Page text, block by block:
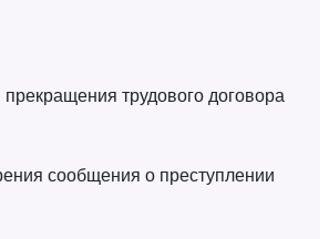
трудового договора
сообщения о преступлении